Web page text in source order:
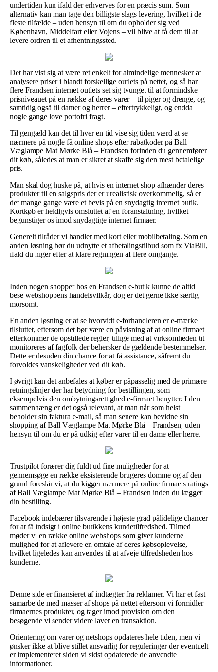
undertiden kun ifald der erhverves for en præcis sum. Som
alternativ kan man tage den billigste slags levering, hvilket i de
fleste tilfælde – uden hensyn til om du opholder sig ved
København, Middelfart eller Vojens – vil blive at få dem til at
levere ordren til et afhentningssted.
Det har vist sig at være ret enkelt for almindelige mennesker at
analysere priser i blandt forskellige outlets på nettet, og så har
flere Frandsen internet outlets set sig tvunget til at formindske
prisniveauet på en række af deres varer – til piger og drenge, og
samtidig også til damer og herrer – eftertrykkeligt, og endda
nogle gange love portofri fragt.
Til gengæld kan det til hver en tid vise sig tiden værd at se
nærmere på nogle få online shops efter rabatkoder på Ball
Væglampe Mat Mørke Blå – Frandsen forinden du gennemfører
dit køb, således at man er sikret at skaffe sig den mest betalelige
pris.
Man skal dog huske på, at hvis en internet shop afhænder deres
produkter til en salgspris der er urealistisk overkommelig, så er
det mange gange være et bevis på en snydagtig internet butik.
Kortkøb er heldigvis omsluttet af en foranstaltning, hvilket
begunstiger os imod snydagtige internet firmaer.
Generelt tilråder vi handler med kort eller mobilbetaling. Som en
anden løsning bør du udnytte et afbetalingstilbud som fx ViaBill,
ifald du higer efter at klare regningen af flere omgange.
Inden nogen shopper hos en Frandsen e-butik kunne de altid
bese webshoppens handelsvilkår, dog er det gerne ikke særlig
morsomt.
En anden løsning er at se hvorvidt e-forhandleren er e-mærke
tilsluttet, eftersom det bør være en påvisning af at online firmaet
efterkommer de opstillede regler, tillige med at virksomheden tit
monitoreres af fagfolk der behersker de gældende bestemmelser.
Dette er desuden din chance for at få assistance, såfremt du
forvoldes vanskeligheder ved dit køb.
I øvrigt kan det anbefales at køber er påpasselig med de primære
retningslinjer der har betydning for bestillingen, som
eksempelvis den ombytningsrettighed e-firmaet benytter. I den
sammenhæng er det også relevant, at man når som helst
beholder sin faktura e-mail, så man senere kan bevidne sin
shopping af Ball Væglampe Mat Mørke Blå – Frandsen, uden
hensyn til om du er på udkig efter varer til en dame eller herre.
Trustpilot forærer dig fuldt ud fine muligheder for at
gennemsøge en række eksisterende brugeres domme og af den
grund foreslår vi, at du kigger nærmere på online firmaets ratings
af Ball Væglampe Mat Mørke Blå – Frandsen inden du lægger
din bestilling.
Facebook indebærer tilsvarende i højeste grad pålidelige chancer
for at få indsigt i online butikkens kundetilfredshed. Tilmed
møder vi en række online webshops som giver kunderne
mulighed for at aflevere en omtale af deres købsoplevelse,
hvilket ligeledes kan anvendes til at afveje tilfredsheden hos
kunderne.
Denne side er finansieret af indtægter fra reklamer. Vi har et fast
samarbejde med masser af shops på nettet eftersom vi formidler
firmaernes produkter, og tager imod provision om den
besøgende vi sender videre laver en transaktion.
Orientering om varer og netshops opdateres hele tiden, men vi
ønsker ikke at blive stillet ansvarlig for reguleringer der eventuelt
er implementeret siden vi sidst opdaterede de anvendte
informationer.